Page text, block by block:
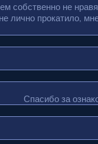
собственно не
лично прокатило,
Спасибо за